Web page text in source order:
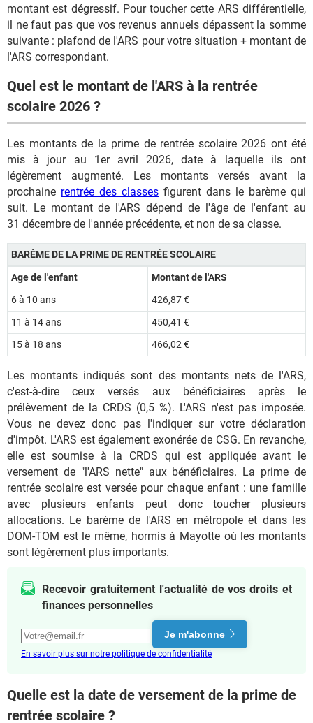
montant est dégressif. Pour toucher cette ARS différentielle,
il ne faut pas que vos revenus annuels dépassent la somme
suivante : plafond de l'ARS pour votre situation + montant de
l'ARS correspondant.
Quel est le montant de l'ARS à la rentrée
scolaire 2026 ?
Les montants de la prime de rentrée scolaire 2026 ont été
mis à jour au 1er avril 2026, date à laquelle ils ont
légèrement augmenté. Les montants versés avant la
prochaine rentrée des classes figurent dans le barème qui
suit. Le montant de l'ARS dépend de l'âge de l'enfant au
31 décembre de l'année précédente, et non de sa classe.
BARÈME DE LA PRIME DE RENTRÉE SCOLAIRE
Age de l'enfant
Montant de l'ARS
6 à 10 ans
426,87 €
11 à 14 ans
450,41 €
15 à 18 ans
466,02 €
Les montants indiqués sont des montants nets de l'ARS,
c'est-à-dire ceux versés aux bénéficiaires après le
prélèvement de la CRDS (0,5 %). L'ARS n'est pas imposée.
Vous ne devez donc pas l'indiquer sur votre déclaration
d'impôt. L'ARS est également exonérée de CSG. En revanche,
elle est soumise à la CRDS qui est appliquée avant le
versement de "l'ARS nette" aux bénéficiaires. La prime de
rentrée scolaire est versée pour chaque enfant : une famille
avec plusieurs enfants peut donc toucher plusieurs
allocations. Le barème de l'ARS en métropole et dans les
DOM-TOM est le même, hormis à Mayotte où les montants
sont légèrement plus importants.
Recevoir gratuitement l'actualité de vos droits et
finances personnelles
Je m'abonne
En savoir plus sur notre politique de confidentialité
Quelle est la date de versement de la prime de
rentrée scolaire ?